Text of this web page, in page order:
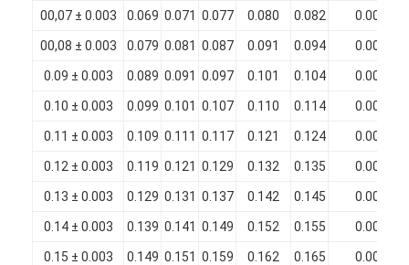
fils de cuivre plat émaillés
Fil recouvert de soie
Fil magnétique à haute température
00,07 ± 0.003 0.069 0.071 0.077 0.080 0.082 0.006
00,08 ± 0.003 0.079 0.081 0.087 0.091 0.094 0.006
0.09 ± 0.003 0.089 0.091 0.097 0.101 0.104 0.006
0.10 ± 0.003 0.099 0.101 0.107 0.110 0.114 0.006
0.11 ± 0.003 0.109 0.111 0.117 0.121 0.124 0.006
0.12 ± 0.003 0.119 0.121 0.129 0.132 0.135 0.008
0.13 ± 0.003 0.129 0.131 0.137 0.142 0.145 0.008
0.14 ± 0.003 0.139 0.141 0.149 0.152 0.155 0.008
0.15 ± 0.003 0.149 0.151 0.159 0.162 0.165 0.008